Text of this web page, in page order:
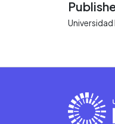
Universidad